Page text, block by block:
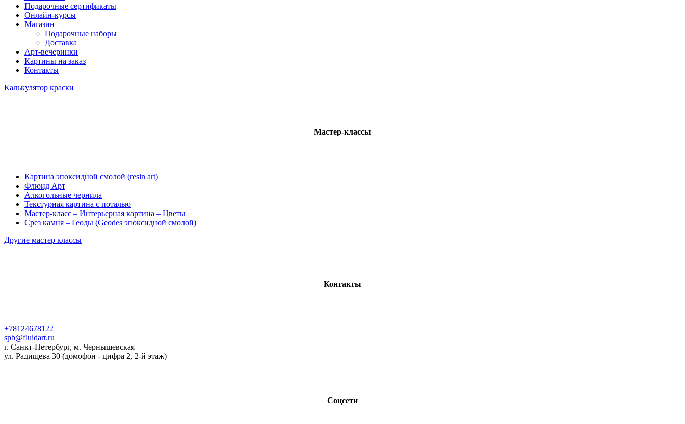
Подарочные сертификаты
Онлайн-курсы
Магазин
Подарочные наборы
Доставка
Арт-вечеринки
Картины на заказ
Контакты
Калькулятор краски
Мастер-классы
Картина эпоксидной смолой (resin art)
Флюид Арт
Алкогольные чернила
Текстурная картина с поталью
Мастер-класс – Интерьерная картина – Цветы
Срез камня – Геоды (Geodes эпоксидной смолой)
Другие мастер классы
Контакты
+78124678122
spb@fluidart.ru
г. Санкт-Петербург, м. Чернышевская
ул. Радищева 30 (домофон - цифра 2, 2-й этаж)
Соцсети